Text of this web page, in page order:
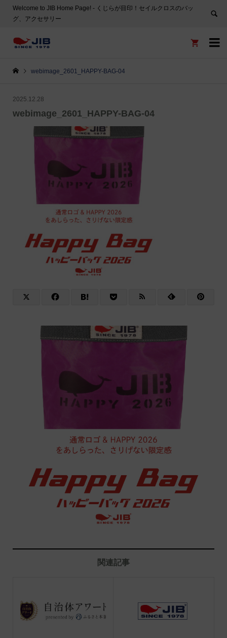
Welcome to JIB Home Page! ‐ くじらが目印！セイルクロスのバッ
グ、アクセサリー


webimage_2601_HAPPY-BAG-04
2025.12.28
webimage_2601_HAPPY-BAG-04
関連記事